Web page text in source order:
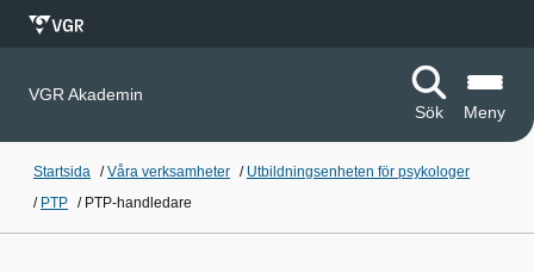
VGR Akademin
Sök
Meny
Startsida /Våra verksamheter / Utbildningsenheten för psykologer
/ PTP / PTP-handledare